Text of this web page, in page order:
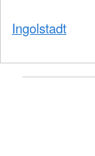
Ingolstadt